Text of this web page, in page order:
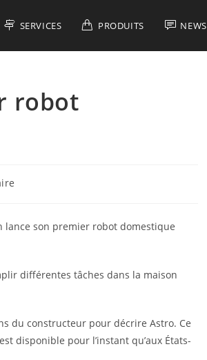
SERVICES PRODUITS NEWS
robot
lance son premier robot domestique
différentes tâches dans la maison
du constructeur pour décrire Astro. Ce
disponible pour l’instant qu’aux États-